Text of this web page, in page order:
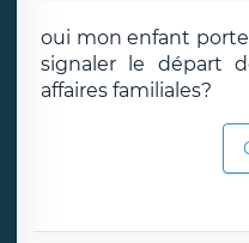
oui mon enfant
signaler le départ
affaires familiales?